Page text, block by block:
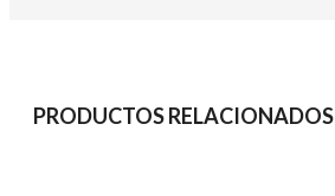
PRODUCTOS RELACIONADOS